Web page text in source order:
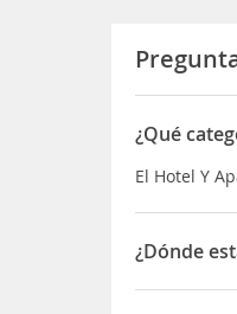
¿Qué
El Hotel Y
¿Dónde
El Hotel Y